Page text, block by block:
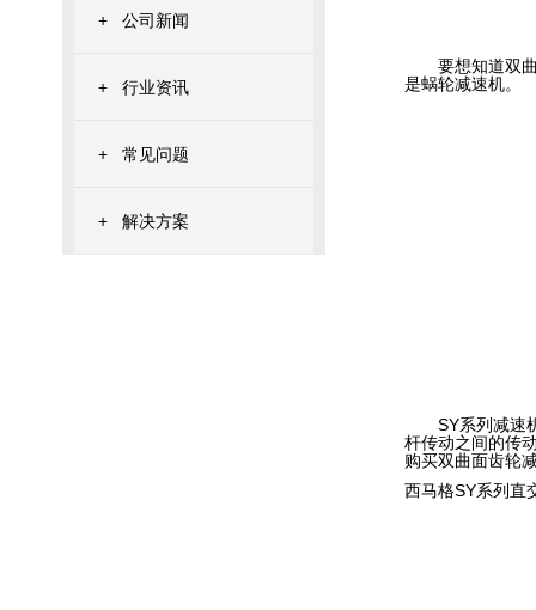
+ 公司新闻
+ 行业资讯
+ 常见问题
+ 解决方案
要想知道双
是蜗轮减速机。
SY系列减速机
杆传动之间的传
购买双曲面齿轮
西马格SY系列直